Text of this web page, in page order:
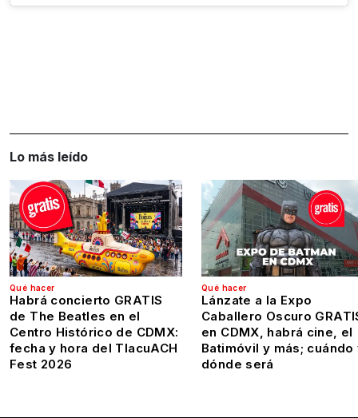
Lo más leído
Qué hacer
Habrá concierto GRATIS
de The Beatles en el
Centro Histórico de CDMX:
fecha y hora del TlacuACH
Fest 2026
Qué hacer
Lánzate a la Expo
Caballero Oscuro
en CDMX, habrá cine, el
Batimóvil y más; cuándo
dónde será